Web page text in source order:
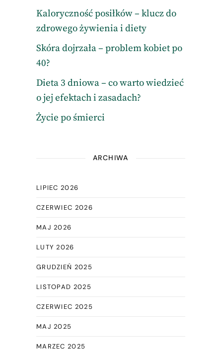
Kaloryczność posiłków – klucz do
zdrowego żywienia i diety
Skóra dojrzała – problem kobiet po
40?
Dieta 3 dniowa – co warto wiedzieć
o jej efektach i zasadach?
Życie po śmierci
ARCHIWA
LIPIEC 2026
CZERWIEC 2026
MAJ 2026
LUTY 2026
GRUDZIEŃ 2025
LISTOPAD 2025
CZERWIEC 2025
MAJ 2025
MARZEC 2025